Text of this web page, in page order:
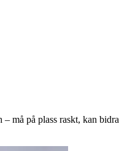
må på plass raskt, kan bidra